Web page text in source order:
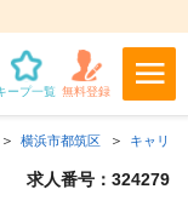
横浜市都筑区 キャリー
求人番号：324279